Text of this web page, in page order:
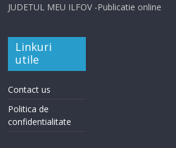
JUDETUL MEU ILFOV -Publicatie online
Linkuri
utile
Contact us
Politica de
confidentialitate